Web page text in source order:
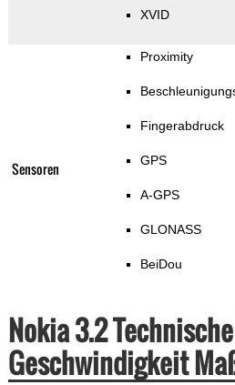
XVID
Sensoren
Proximity
Fingerabdruck
GPS
A-GPS
GLONASS
BeiDou
Nokia 3.2
Geschwindigkeit